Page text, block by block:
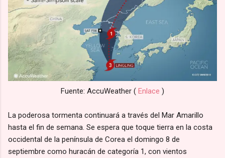
Fuente: AccuWeather ( Enlace )
La poderosa tormenta continuará a través del Mar Amarillo
hasta el fin de semana. Se espera que toque tierra en la costa
occidental de la península de Corea el domingo 8 de
septiembre como huracán de categoría 1, con vientos